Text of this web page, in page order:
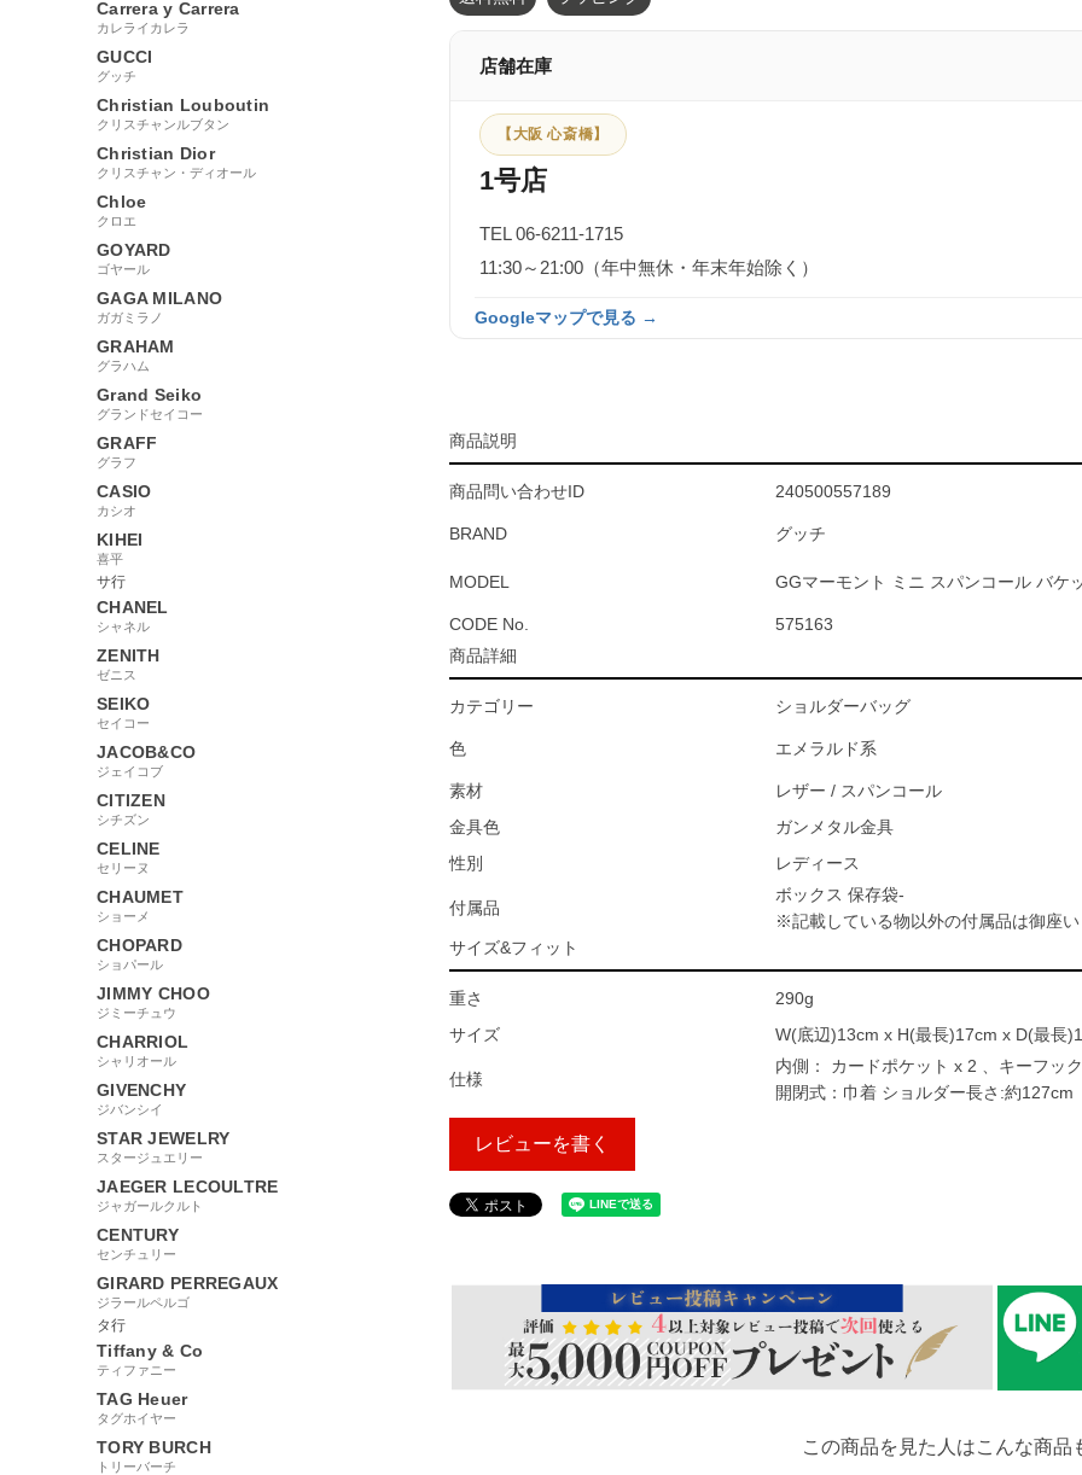
Carrera y Carrera
カレライカレラ
GUCCI
グッチ
Christian Louboutin
クリスチャンルブタン
Christian Dior
クリスチャン・ディオール
Chloe
クロエ
GOYARD
ゴヤール
GAGA MILANO
ガガミラノ
GRAHAM
グラハム
Grand Seiko
グランドセイコー
GRAFF
グラフ
CASIO
カシオ
KIHEI
喜平
サ行
CHANEL
シャネル
ZENITH
ゼニス
SEIKO
セイコー
JACOB&CO
ジェイコブ
CITIZEN
シチズン
CELINE
セリーヌ
CHAUMET
ショーメ
CHOPARD
ショパール
JIMMY CHOO
ジミーチュウ
CHARRIOL
シャリオール
GIVENCHY
ジバンシイ
STAR JEWELRY
スタージュエリー
JAEGER LECOULTRE
ジャガールクルト
CENTURY
センチュリー
GIRARD PERREGAUX
ジラールペルゴ
タ行
Tiffany & Co
ティファニー
TAG Heuer
タグホイヤー
TORY BURCH
トリーバーチ
店舗在庫
【大阪 心斎橋】
1号店
TEL 06-6211-1715
11:30～21:00（年中無休・年末年始除く）
Googleマップで見る →
商品説明
商品問い合わせID 240500557189
BRAND グッチ
MODEL GGマーモント ミニ スパンコール バケ
CODE No.
575163
商品詳細
カテゴリー ショルダーバッグ
色 エメラルド系
素材
レザー / スパンコール
金具色
ガンメタル金具
性別
レディース
付属品
ボックス 保存袋-
※記載している物以外の付属品は御座
サイズ&フィット
重さ
290g
サイズ
W(底辺)13cm x H(最長)17cm x D(最長
仕様
内側： カードポケット x 2 、キーフッ
開閉式：巾着 ショルダー長さ:約127cm
レビューを書く
この商品を見た人はこんな商品